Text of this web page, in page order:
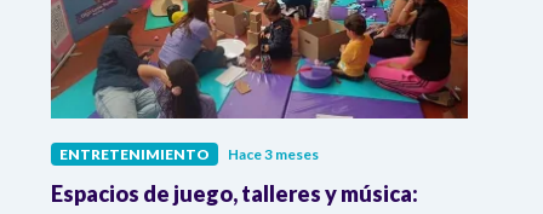
ENTRETENIMIENTO Hace 3 meses
Espacios de juego, talleres y música: